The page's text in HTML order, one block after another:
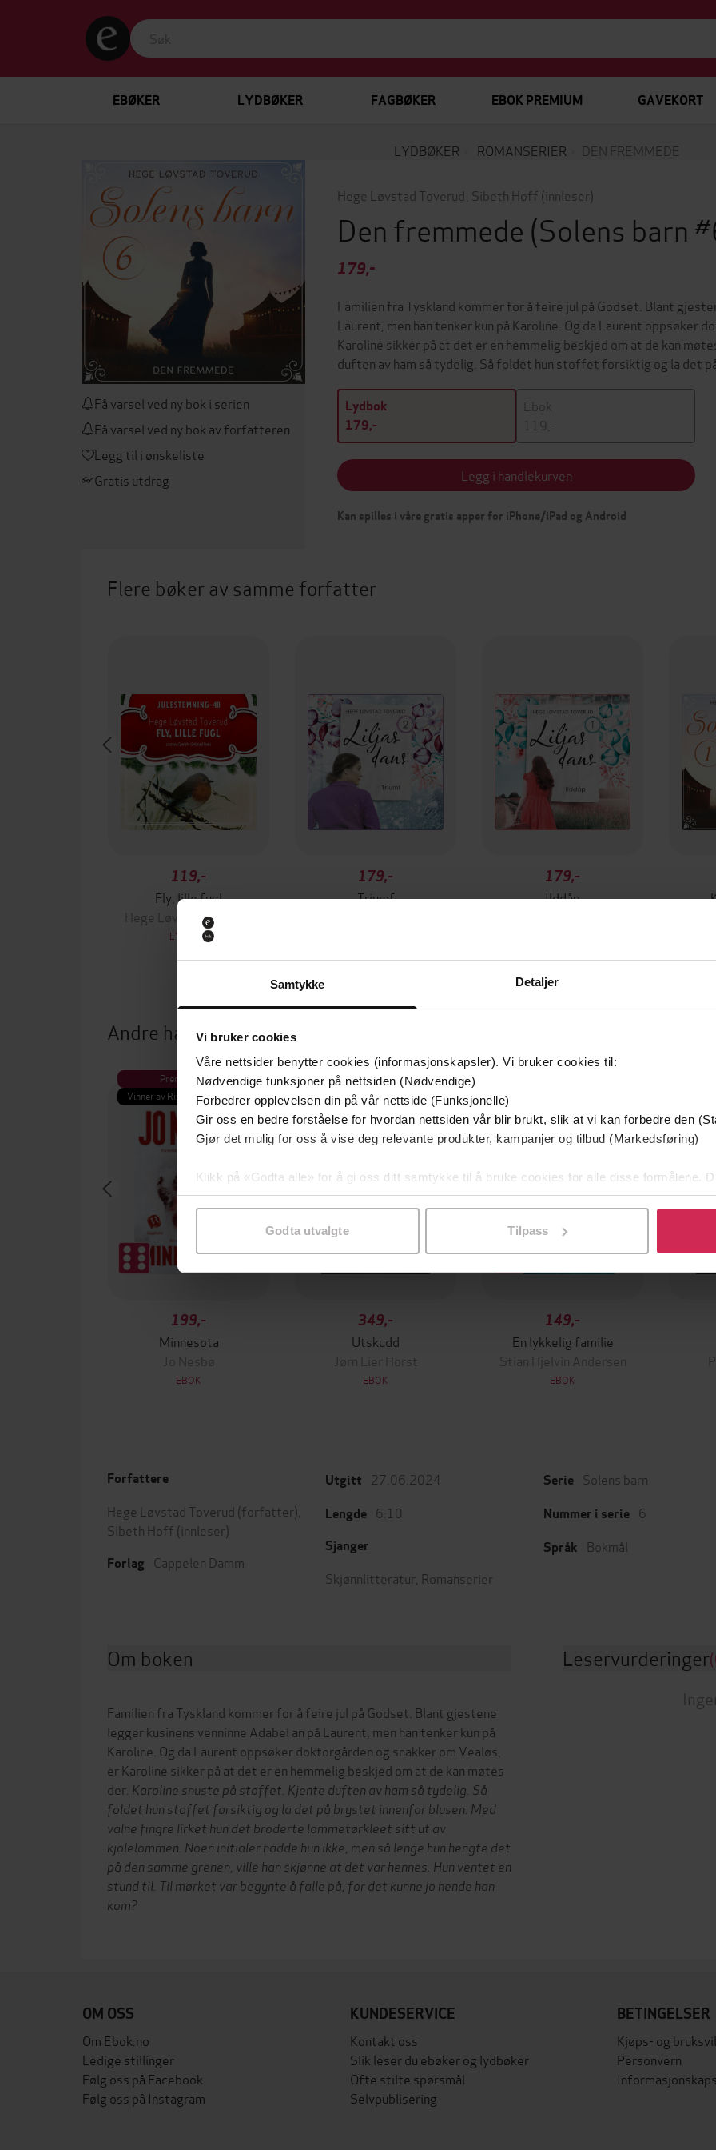
Samtykke Detaljer
Vi bruker cookies
Våre nettsider benytter cookies (informasjonskapsler). Vi bruker cookies til:
Nødvendige funksjoner på nettsiden (Nødvendige)
Forbedrer opplevelsen din på vår nettside (Funksjonelle)
Gir oss en bedre forståelse for hvordan nettsiden vår blir brukt, slik at vi kan forbedre den
Gjør det mulig for oss å vise deg relevante produkter, kampanjer og tilbud (Markedsføring)
Klikk på «Godta alle» for å gi oss ditt samtykke til å bruke cookies for alle disse formålene.
samtykke til spesifikke formål ved å klikke på «Tilpass». Du kan når som helst trekke
Godta utvalgte Tilpass
EBØKER LYDBØKER FAGBØKER EBOK PREMIUM GAVEKORT
LYDBØKER ROMANSERIER DEN FREMMEDE
Få varsel ved ny bok i serien
Få varsel ved ny bok av forfatteren
Legg til i ønskeliste
Gratis utdrag
Hege Løvstad Toverud Sibeth Hoff (innleser)
Den fremmede (Solens barn
179,-
Familien fra Tyskland kommer for å feire jul på Godset. Blant
Laurent, men han tenker kun på Karoline. Og da Laurent oppsøker
Karoline sikker på at det er en hemmelig beskjed om at de kan
duften av ham så tydelig. Så foldet hun stoffet forsiktig og la det
Lydbok
179,-
Ebok
119,-
Legg i handlekurven
Kan spilles i våre gratis apper for iPhone/iPad og Android
Flere bøker av samme forfatter
119,-
Fly, lille fugl
Hege Løvstad Toverud
LYDBOK
179,-
Triumf
179,-
Ilddåp
Andre har også kjøpt
Premium
Vinner av Rivertonprisen
199,-
Minnesota
Jo Nesbø
EBOK
Premium
Første gang på tilbud
349,-
Utskudd
Jørn Lier Horst
EBOK
149,-
En lykkelig familie
Stian Hjelvin Andersen
EBOK
Forfattere
Hege Løvstad Toverud (forfatter),
Sibeth Hoff (innleser)
Forlag Cappelen Damm
Utgitt 27.06.2024
Lengde 6:10
Sjanger
Skjønnlitteratur Romanserier
Serie Solens barn
Nummer i serie 6
Språk Bokmål
Om boken
Familien fra Tyskland kommer for å feire jul på Godset. Blant gjestene
legger kusinens venninne Adabel an på Laurent, men han tenker kun på
Karoline. Og da Laurent oppsøker doktorgården og snakker om Vealøs,
er Karoline sikker på at det er en hemmelig beskjed om at de kan møtes
der. Karoline snuste på stoffet. Kjente duften av ham så tydelig. Så
foldet hun stoffet forsiktig og la det på brystet innenfor blusen. Med
valne fingre lirket hun det broderte lommetørkleet sitt ut av
kjolelommen. Noen initialer hadde hun ikke, men så lenge hun hengte det
på den samme grenen, ville han skjønne at det var hennes. Hun ventet en
stund til. Til mørket var begynte å falle på, for det kunne jo hende han
kom?
Leservurderinger
OM OSS
Om Ebok.no
Ledige stillinger
Følg oss på Facebook
Følg oss på Instagram
KUNDESERVICE
Kontakt oss
Slik leser du ebøker og lydbøker
Ofte stilte spørsmål
Selvpublisering
BETINGELSER
Kjøps- og
Personvern